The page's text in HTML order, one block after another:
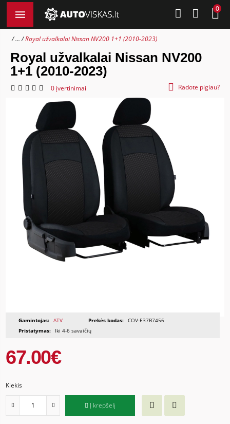
0
... Royal užvalkalai Nissan NV200 1+1 (2010-2023)
Royal užvalkalai Nissan NV200
1+1 (2010-2023)
0 įvertinimai Radote pigiau?
Gamintojas: ATV Prekės kodas: COV-E37B7456
Pristatymas:
Iki 4-6 savaičių
67.00€
Kiekis
Į krepšelį